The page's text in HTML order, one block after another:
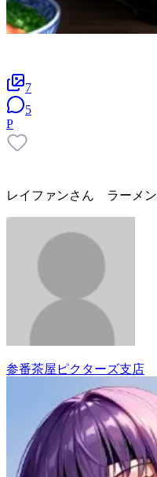
7
5
P
レイファンさん ラーメン
参番茶屋ピクターズ支店